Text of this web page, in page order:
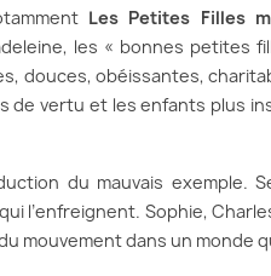
Les Petites Filles
les « bonnes petites
douces, obéissantes,
vertu et les enfants plus
du mauvais exemple.
l’enfreignent. Sophie,
mouvement dans un monde